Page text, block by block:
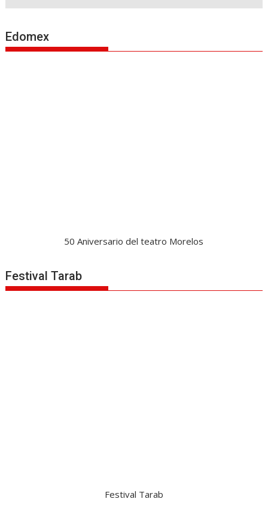
Edomex
50 Aniversario del teatro Morelos
Festival Tarab
Festival Tarab